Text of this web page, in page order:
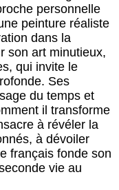
personnelle
peinture réaliste
dans la
son art minutieux,
qui invite le
Ses
du temps et
il transforme
à révéler la
à dévoiler
français fonde son
vie au